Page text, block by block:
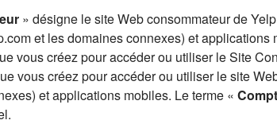
» désigne le site Web consommateur de
et les domaines connexes) et applications
vous créez pour accéder ou utiliser le Site
vous créez pour accéder ou utiliser le site
et applications mobiles. Le terme «